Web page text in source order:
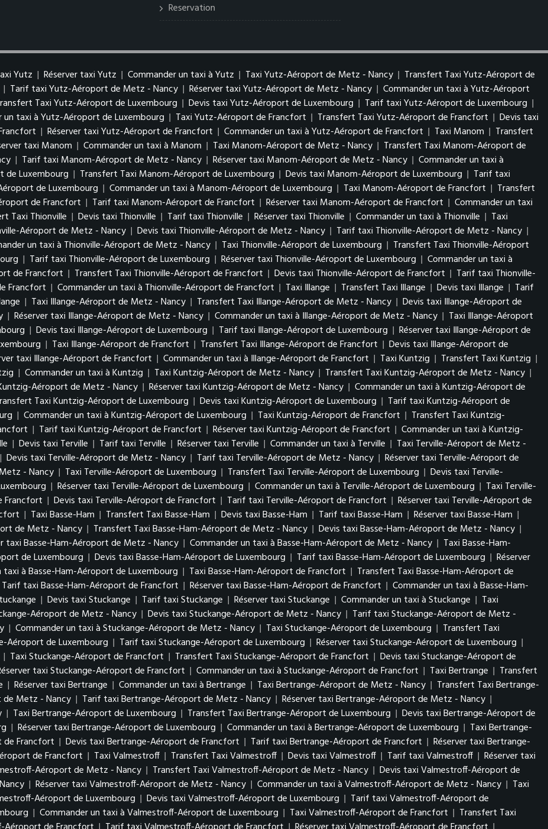
Reservation
Yutz | Réserver taxi Yutz | Commander un taxi à Yutz | Taxi Yutz-Aéroport de Metz - Nancy | Transfert Taxi Yutz-Aéroport de
| Tarif taxi Yutz-Aéroport de Metz - Nancy | Réserver taxi Yutz-Aéroport de Metz - Nancy | Commander un taxi à Yutz-Aéroport
Taxi Yutz-Aéroport de Luxembourg | Devis taxi Yutz-Aéroport de Luxembourg | Tarif taxi Yutz-Aéroport de Luxembourg |
un taxi à Yutz-Aéroport de Luxembourg | Taxi Yutz-Aéroport de Francfort | Transfert Taxi Yutz-Aéroport de Francfort | Devis taxi
| Réserver taxi Yutz-Aéroport de Francfort | Commander un taxi à Yutz-Aéroport de Francfort | Taxi Manom | Transfert
taxi Manom | Commander un taxi à Manom | Taxi Manom-Aéroport de Metz - Nancy | Transfert Taxi Manom-Aéroport de
| Tarif taxi Manom-Aéroport de Metz - Nancy | Réserver taxi Manom-Aéroport de Metz - Nancy | Commander un taxi à
de Luxembourg | Transfert Taxi Manom-Aéroport de Luxembourg | Devis taxi Manom-Aéroport de Luxembourg | Tarif taxi
de Luxembourg | Commander un taxi à Manom-Aéroport de Luxembourg | Taxi Manom-Aéroport de Francfort | Transfert
de Francfort | Tarif taxi Manom-Aéroport de Francfort | Réserver taxi Manom-Aéroport de Francfort | Commander un taxi
Taxi Thionville | Devis taxi Thionville | Tarif taxi Thionville | Réserver taxi Thionville | Commander un taxi à Thionville | Taxi
Aéroport de Metz - Nancy | Devis taxi Thionville-Aéroport de Metz - Nancy | Tarif taxi Thionville-Aéroport de Metz - Nancy |
un taxi à Thionville-Aéroport de Metz - Nancy | Taxi Thionville-Aéroport de Luxembourg | Transfert Taxi Thionville-Aéroport
| Tarif taxi Thionville-Aéroport de Luxembourg | Réserver taxi Thionville-Aéroport de Luxembourg | Commander un taxi à
de Francfort | Transfert Taxi Thionville-Aéroport de Francfort | Devis taxi Thionville-Aéroport de Francfort | Tarif taxi Thionville-
Francfort | Commander un taxi à Thionville-Aéroport de Francfort | Taxi Illange | Transfert Taxi Illange | Devis taxi Illange | Tarif
| Taxi Illange-Aéroport de Metz - Nancy | Transfert Taxi Illange-Aéroport de Metz - Nancy | Devis taxi Illange-Aéroport de
| Réserver taxi Illange-Aéroport de Metz - Nancy | Commander un taxi à Illange-Aéroport de Metz - Nancy | Taxi Illange-Aéroport
| Devis taxi Illange-Aéroport de Luxembourg | Tarif taxi Illange-Aéroport de Luxembourg | Réserver taxi Illange-Aéroport de
| Taxi Illange-Aéroport de Francfort | Transfert Taxi Illange-Aéroport de Francfort | Devis taxi Illange-Aéroport de
taxi Illange-Aéroport de Francfort | Commander un taxi à Illange-Aéroport de Francfort | Taxi Kuntzig | Transfert Taxi Kuntzig |
| Commander un taxi à Kuntzig | Taxi Kuntzig-Aéroport de Metz - Nancy | Transfert Taxi Kuntzig-Aéroport de Metz - Nancy |
Aéroport de Metz - Nancy | Réserver taxi Kuntzig-Aéroport de Metz - Nancy | Commander un taxi à Kuntzig-Aéroport de
Taxi Kuntzig-Aéroport de Luxembourg | Devis taxi Kuntzig-Aéroport de Luxembourg | Tarif taxi Kuntzig-Aéroport de
| Commander un taxi à Kuntzig-Aéroport de Luxembourg | Taxi Kuntzig-Aéroport de Francfort | Transfert Taxi Kuntzig-
| Tarif taxi Kuntzig-Aéroport de Francfort | Réserver taxi Kuntzig-Aéroport de Francfort | Commander un taxi à Kuntzig-
| Devis taxi Terville | Tarif taxi Terville | Réserver taxi Terville | Commander un taxi à Terville | Taxi Terville-Aéroport de Metz -
| Devis taxi Terville-Aéroport de Metz - Nancy | Tarif taxi Terville-Aéroport de Metz - Nancy | Réserver taxi Terville-Aéroport de
- Nancy | Taxi Terville-Aéroport de Luxembourg | Transfert Taxi Terville-Aéroport de Luxembourg | Devis taxi Terville-
| Réserver taxi Terville-Aéroport de Luxembourg | Commander un taxi à Terville-Aéroport de Luxembourg | Taxi Terville-
Francfort | Devis taxi Terville-Aéroport de Francfort | Tarif taxi Terville-Aéroport de Francfort | Réserver taxi Terville-Aéroport de
| Taxi Basse-Ham | Transfert Taxi Basse-Ham | Devis taxi Basse-Ham | Tarif taxi Basse-Ham | Réserver taxi Basse-Ham |
de Metz - Nancy | Transfert Taxi Basse-Ham-Aéroport de Metz - Nancy | Devis taxi Basse-Ham-Aéroport de Metz - Nancy |
taxi Basse-Ham-Aéroport de Metz - Nancy | Commander un taxi à Basse-Ham-Aéroport de Metz - Nancy | Taxi Basse-Ham-
de Luxembourg | Devis taxi Basse-Ham-Aéroport de Luxembourg | Tarif taxi Basse-Ham-Aéroport de Luxembourg | Réserver
taxi à Basse-Ham-Aéroport de Luxembourg | Taxi Basse-Ham-Aéroport de Francfort | Transfert Taxi Basse-Ham-Aéroport de
Tarif taxi Basse-Ham-Aéroport de Francfort | Réserver taxi Basse-Ham-Aéroport de Francfort | Commander un taxi à Basse-Ham-
| Devis taxi Stuckange | Tarif taxi Stuckange | Réserver taxi Stuckange | Commander un taxi à Stuckange | Taxi
Aéroport de Metz - Nancy | Devis taxi Stuckange-Aéroport de Metz - Nancy | Tarif taxi Stuckange-Aéroport de Metz -
| Commander un taxi à Stuckange-Aéroport de Metz - Nancy | Taxi Stuckange-Aéroport de Luxembourg | Transfert Taxi
Aéroport de Luxembourg | Tarif taxi Stuckange-Aéroport de Luxembourg | Réserver taxi Stuckange-Aéroport de Luxembourg |
| Taxi Stuckange-Aéroport de Francfort | Transfert Taxi Stuckange-Aéroport de Francfort | Devis taxi Stuckange-Aéroport de
taxi Stuckange-Aéroport de Francfort | Commander un taxi à Stuckange-Aéroport de Francfort | Taxi Bertrange | Transfert
| Réserver taxi Bertrange | Commander un taxi à Bertrange | Taxi Bertrange-Aéroport de Metz - Nancy | Transfert Taxi Bertrange-
Metz - Nancy | Tarif taxi Bertrange-Aéroport de Metz - Nancy | Réserver taxi Bertrange-Aéroport de Metz - Nancy |
| Taxi Bertrange-Aéroport de Luxembourg | Transfert Taxi Bertrange-Aéroport de Luxembourg | Devis taxi Bertrange-Aéroport de
| Réserver taxi Bertrange-Aéroport de Luxembourg | Commander un taxi à Bertrange-Aéroport de Luxembourg | Taxi Bertrange-
de Francfort | Devis taxi Bertrange-Aéroport de Francfort | Tarif taxi Bertrange-Aéroport de Francfort | Réserver taxi Bertrange-
de Francfort | Taxi Valmestroff | Transfert Taxi Valmestroff | Devis taxi Valmestroff | Tarif taxi Valmestroff | Réserver taxi
Aéroport de Metz - Nancy | Transfert Taxi Valmestroff-Aéroport de Metz - Nancy | Devis taxi Valmestroff-Aéroport de
| Réserver taxi Valmestroff-Aéroport de Metz - Nancy | Commander un taxi à Valmestroff-Aéroport de Metz - Nancy | Taxi
Aéroport de Luxembourg | Devis taxi Valmestroff-Aéroport de Luxembourg | Tarif taxi Valmestroff-Aéroport de
| Commander un taxi à Valmestroff-Aéroport de Luxembourg | Taxi Valmestroff-Aéroport de Francfort | Transfert Taxi